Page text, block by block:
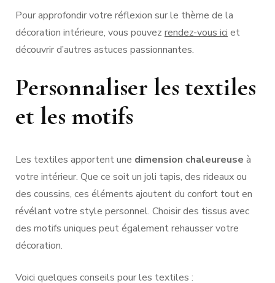
Pour approfondir votre réflexion sur le thème de la
décoration intérieure, vous pouvez rendez-vous ici et
découvrir d’autres astuces passionnantes.
Personnaliser les textiles
et les motifs
Les textiles apportent une dimension chaleureuse à
votre intérieur. Que ce soit un joli tapis, des rideaux ou
des coussins, ces éléments ajoutent du confort tout en
révélant votre style personnel. Choisir des tissus avec
des motifs uniques peut également rehausser votre
décoration.
Voici quelques conseils pour les textiles :